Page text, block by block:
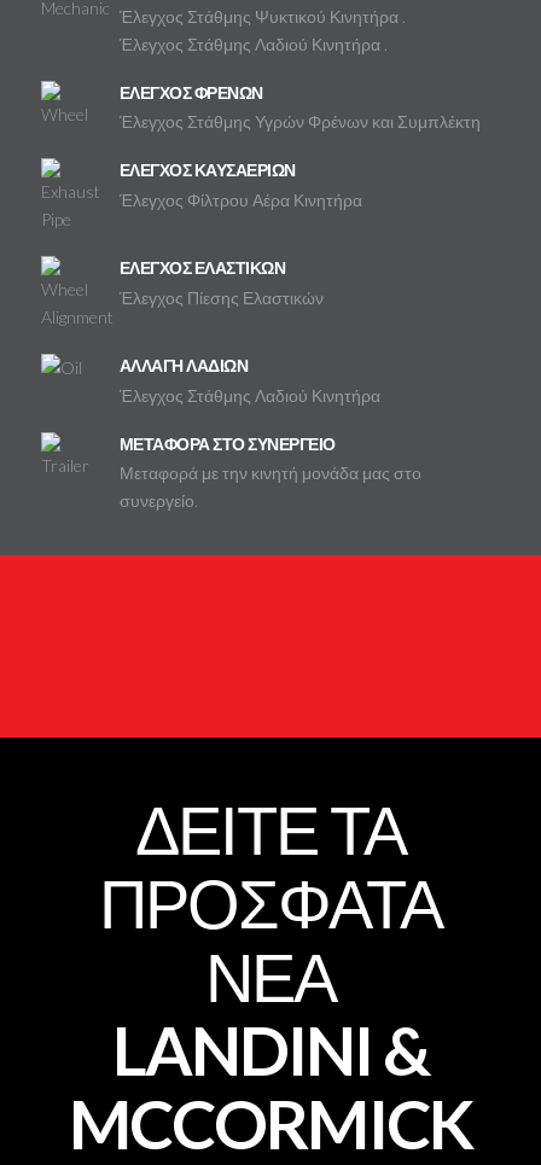
Έλεγχος Στάθμης Ψυκτικού Κινητήρα .
Έλεγχος Στάθμης Λαδιού Κινητήρα .
ΕΛΕΓΧΟΣ ΦΡΕΝΩΝ
Έλεγχος Στάθμης Υγρών Φρένων και Συμπλέκτη
ΕΛΕΓΧΟΣ ΚΑΥΣΑΕΡΙΩΝ
Έλεγχος Φίλτρου Αέρα Κινητήρα
ΕΛΕΓΧΟΣ ΕΛΑΣΤΙΚΩΝ
Έλεγχος Πίεσης Ελαστικών
ΑΛΛΑΓΗ ΛΑΔΙΩΝ
Έλεγχος Στάθμης Λαδιού Κινητήρα
ΜΕΤΑΦΟΡΑ ΣΤΟ ΣΥΝΕΡΓΕΙΟ
Μεταφορά με την κινητή μονάδα μας στο
συνεργείο.
ΔΕΙΤΕ ΤΑ
ΠΡΟΣΦΑΤΑ
ΝΕΑ
LANDINI &
MCCORMICK